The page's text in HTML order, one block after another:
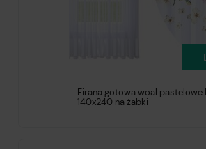
Firana gotowa woal pastelowe
140x240 na żabki